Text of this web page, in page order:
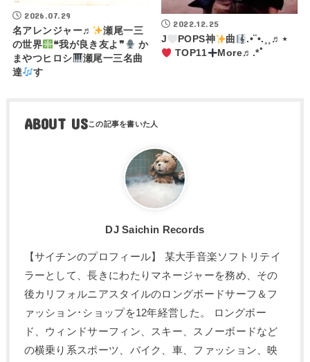
2026.07.29
名アレンジャー♬
瀬尾一三
の世界
❝我が良き友よ❞
か
まやつヒロシ
瀬尾一三名曲
達
す
2022.12.25
J
POPS神 曲
.•¨•.¸¸♬⋆
TOP11
More♬.*ﾟ
ABOUT US
DJ Saichin Records
【サイチンのプロフィール】 某大手音楽ソフトリテイ
ラーとして、長きにわたりマネージャーを務め、その
後カリフォルニアスタイルのロングボードサーフ＆フ
ァッション･ショップを12年経営した。 ロングボー
ド、ウィンドサーフィン、スキー、スノーボードなど
の横乗り系スポーツ、バイク、車、ファッション、映